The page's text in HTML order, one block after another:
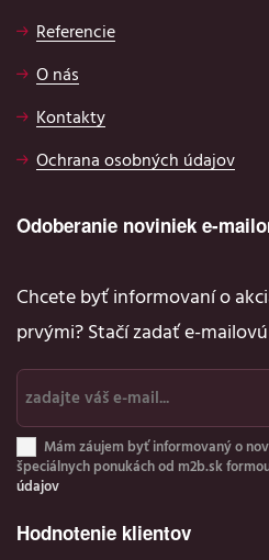
Referencie
O nás
Kontakty
Ochrana osobných údajov
Odoberanie noviniek e-
Chcete byť informovaní o
prvými? Stačí zadať e-
Mám záujem byť informovaný o
špeciálnych ponukách od m2b.sk
údajov
Hodnotenie klientov